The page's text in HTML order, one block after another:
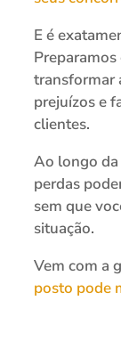
E é
transformar
prejuízos e
clientes.
Ao longo da
perdas
sem que
situação.
Vem com a
posto pode